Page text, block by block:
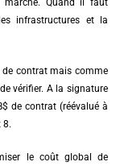
marché. Quand il faut
infrastructures et la
de contrat mais comme
vérifier. A la signature
de contrat (réévalué à
8.
le coût global de